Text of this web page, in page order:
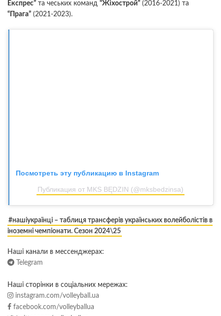
Експрес” та чеських команд “Жіхострой” (2016-2021) та
“Прага” (2021-2023).
Посмотреть эту публикацию в Instagram
Публикация от MKS BĘDZIN (@mksbedzinsa)
#нашіукраїнці – таблиця трансферів українських волейболістів в
іноземні чемпіонати. Сезон 2024\25
Наші канали в мессенджерах:
Telegram
Наші сторінки в соціальних мережах:
instagram.com/volleyball.ua
facebook.com/volleyballua